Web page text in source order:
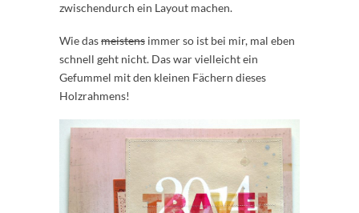
zwischendurch ein Layout machen.
Wie dasmeistens immer so ist bei mir, mal eben
schnell geht nicht. Das war vielleicht ein
Gefummel mit den kleinen Fächern dieses
Holzrahmens!